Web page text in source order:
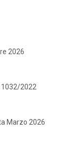
2026
2022
Marzo 2026